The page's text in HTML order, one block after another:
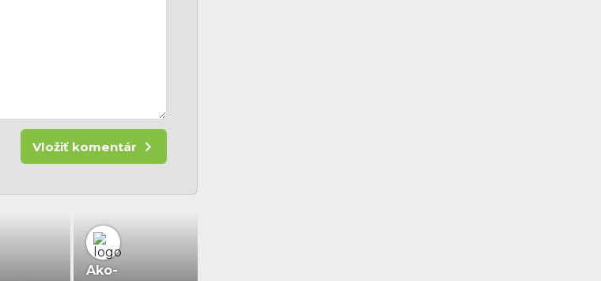
Vložiť komentár
Ako-